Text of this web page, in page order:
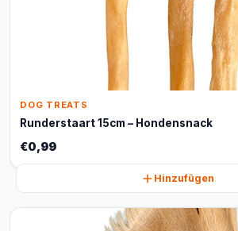
DOG TREATS
Runderstaart 15cm – Hondensnack
€0,99
Hinzufügen